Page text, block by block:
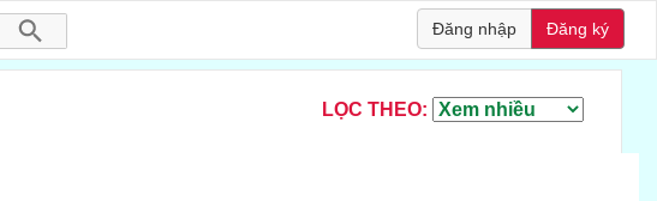
Đăng nhập Đăng ký
LỌC THEO: